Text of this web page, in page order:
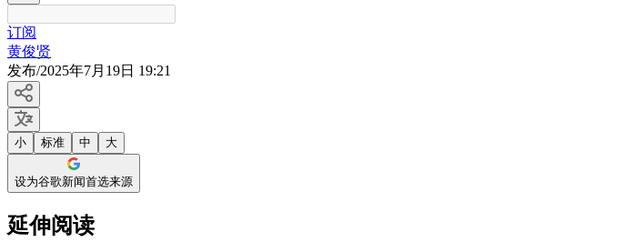
订阅
黄俊贤
发布/2025年7月19日 19:21
小 标准 中 大
设为谷歌新闻首选来源
延伸阅读